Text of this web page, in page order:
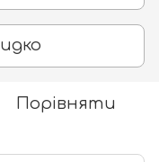
Порівняти